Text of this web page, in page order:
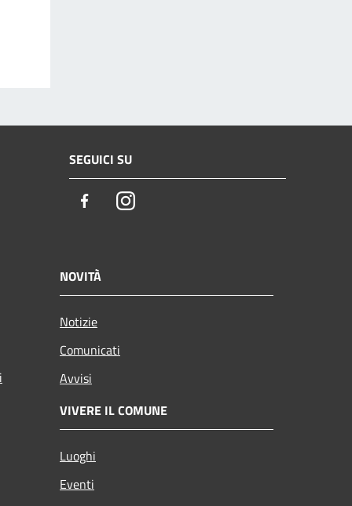
SEGUICI SU
FacebookInstagram
NOVITÀ
Notizie
Comunicati
Avvisi
VIVERE IL COMUNE
Luoghi
Eventi